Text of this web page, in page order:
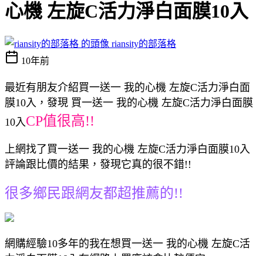
心機 左旋C活力淨白面膜10入
riansity的部落格
10年前
最近有朋友介紹買一送一 我的心機 左旋C活力淨白面
膜10入，發現 買一送一 我的心機 左旋C活力淨白面膜
10入 CP值很高!!
上網找了買一送一 我的心機 左旋C活力淨白面膜10入
評論跟比價的結果，發現它真的很不錯!!
很多鄉民跟網友都超推薦的!!
網購經驗10多年的我在想買一送一 我的心機 左旋C活